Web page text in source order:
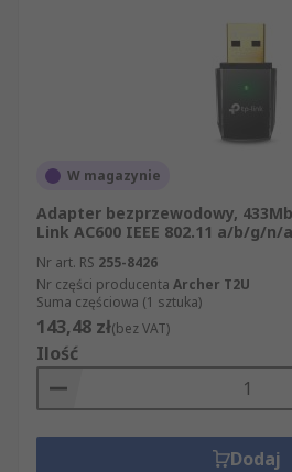
produktów i usług. RS spełnia
standardy B2B, co oznacza, że
gwarancję wysokiej jakości
oferowanych przez nas
Adaptery bezprzewodowe. Dzięki
spełniał wszystkie Państwa
ponieważ oferujemy nie tylko
asortyment, ale także możliwość
przeglądania na naszej stronie
W magazynie
Adapter bezprzewodowy,
Link AC600 IEEE 802.11 a/b/g/n/
Nr art. RS 255-8426
Nr części producenta Archer T2U
Suma częściowa (1 sztuka)
143,48 zł(bez VAT)
Ilość
Dodaj